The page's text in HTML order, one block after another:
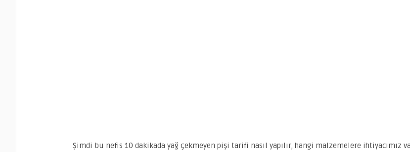
Şimdi bu nefis 10 dakikada yağ çekmeyen pişi tarifi nasıl yapılır, hangi malzemelere ihtiyacımız